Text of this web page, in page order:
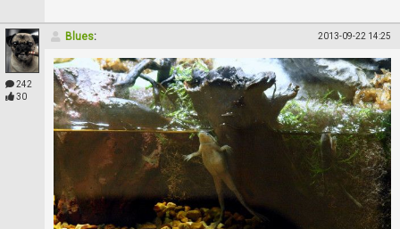
242
30
Blues: 2013-09-22 14:25